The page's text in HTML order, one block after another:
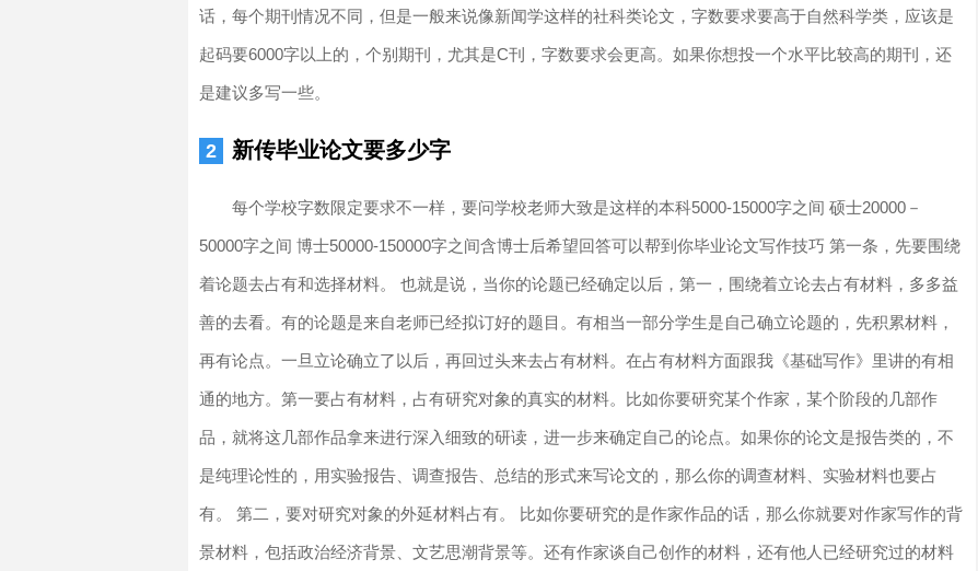
话，每个期刊情况不同，但是一般来说像新闻学这样的社科类论文，字数要求要高于自然科学类，应该是
起码要6000字以上的，个别期刊，尤其是C刊，字数要求会更高。如果你想投一个水平比较高的期刊，还
是建议多写一些。
新传毕业论文要多少字
每个学校字数限定要求不一样，要问学校老师大致是这样的本科5000-15000字之间 硕士20000－
50000字之间 博士50000-150000字之间含博士后希望回答可以帮到你毕业论文写作技巧 第一条，先要围绕
着论题去占有和选择材料。 也就是说，当你的论题已经确定以后，第一，围绕着立论去占有材料，多多益
善的去看。有的论题是来自老师已经拟订好的题目。有相当一部分学生是自己确立论题的，先积累材料，
再有论点。一旦立论确立了以后，再回过头来去占有材料。在占有材料方面跟我《基础写作》里讲的有相
通的地方。第一要占有材料，占有研究对象的真实的材料。比如你要研究某个作家，某个阶段的几部作
品，就将这几部作品拿来进行深入细致的研读，进一步来确定自己的论点。如果你的论文是报告类的，不
是纯理论性的，用实验报告、调查报告、总结的形式来写论文的，那么你的调查材料、实验材料也要占
有。 第二，要对研究对象的外延材料占有。 比如你要研究的是作家作品的话，那么你就要对作家写作的背
景材料，包括政治经济背景、文艺思潮背景等。还有作家谈自己创作的材料，还有他人已经研究过的材料